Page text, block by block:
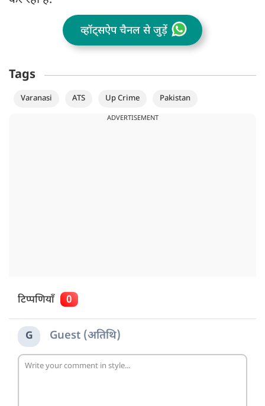
व्हॉट्सऐप चैनल से जुड़ें
Tags
Varanasi ATS Up Crime Pakistan
ADVERTISEMENT
टिप्पणियाँ 0
G Guest (अतिथि)